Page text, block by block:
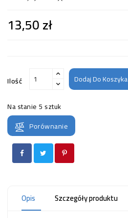
13,50 zł
Ilość Dodaj Do Koszyka
Na stanie 5 sztuk
Porównanie
Opis Szczegóły produktu